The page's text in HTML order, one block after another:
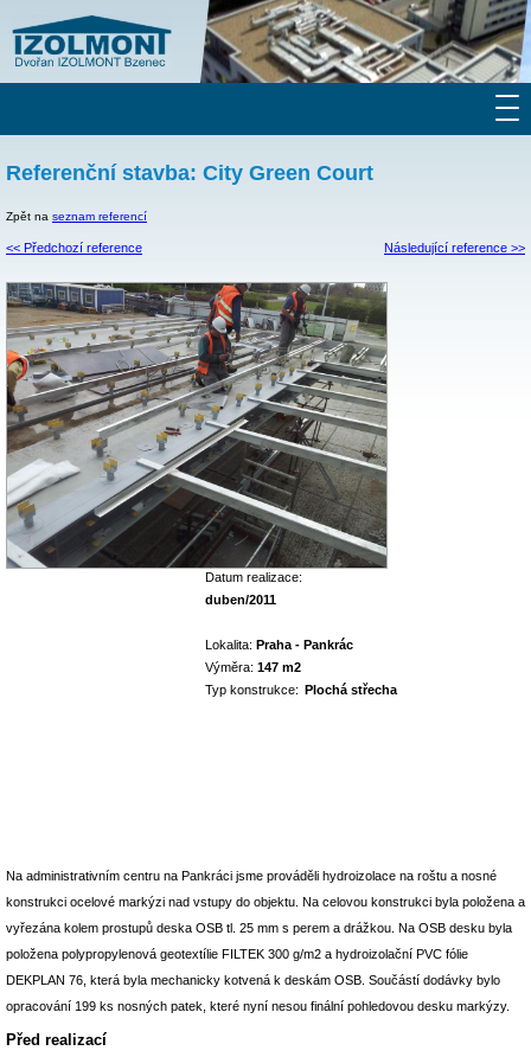
Referenční stavba: City Green Court
Zpět na seznam referencí
<< Předchozí reference Následující reference >>
Datum realizace:
duben/2011
Lokalita: Praha - Pankrác
Výměra: 147 m2
Typ konstrukce: Plochá střecha
Na administrativním centru na Pankráci jsme prováděli hydroizolace na roštu a nosné
konstrukci ocelové markýzi nad vstupy do objektu. Na celovou konstrukci byla položena a
vyřezána kolem prostupů deska OSB tl. 25 mm s perem a drážkou. Na OSB desku byla
položena polypropylenová geotextílie FILTEK 300 g/m2 a hydroizolační PVC fólie
DEKPLAN 76, která byla mechanicky kotvená k deskám OSB. Součástí dodávky bylo
opracování 199 ks nosných patek, které nyní nesou finální pohledovou desku markýzy.
Před realizací